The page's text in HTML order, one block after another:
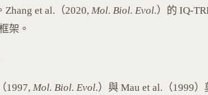
et al.（2020, Mol. Biol. Evol.）的 IQ-
架。
1997, Mol. Biol. Evol.）與 Mau et al.（1999